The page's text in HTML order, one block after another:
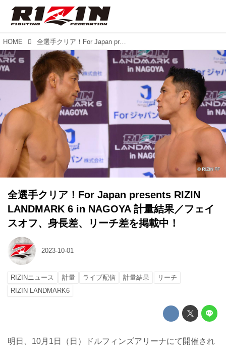
HOME 全選手クリア！For Japan presents RIZIN LANDMARK 6 in NAGOYA 計量結果／フェイスオフ、身長差、リーチ差を掲載中！
全選手クリア！For Japan presents RIZIN
LANDMARK 6 in NAGOYA 計量結果／フェイ
スオフ、身長差、リーチ差を掲載中！
2023-10-01
RIZINニュース 計量 ライブ配信 計量結果
リーチ
RIZIN LANDMARK6
明日、10月1日（日）ドルフィンズアリーナにて開催され